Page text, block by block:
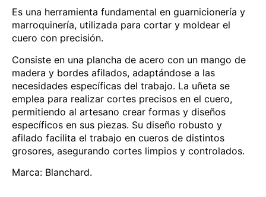
Es una herramienta fundamental en guarnicionería y
marroquinería, utilizada para cortar y moldear el
cuero con precisión.
Consiste en una plancha de acero con un mango de
madera y bordes afilados, adaptándose a las
necesidades específicas del trabajo. La uñeta se
emplea para realizar cortes precisos en el cuero,
permitiendo al artesano crear formas y diseños
específicos en sus piezas. Su diseño robusto y
afilado facilita el trabajo en cueros de distintos
grosores, asegurando cortes limpios y controlados.
Marca: Blanchard.